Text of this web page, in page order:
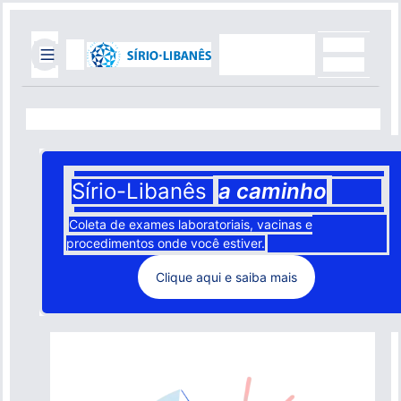
para
conteúdo
principal
Top
Header
Menu
Mobile
Quick
Links
Faça uma doação
Portal do Médico
Sírio-Libanês a caminho
Coleta de exames laboratoriais, vacinas e
procedimentos onde você estiver.
Clique aqui e saiba mais